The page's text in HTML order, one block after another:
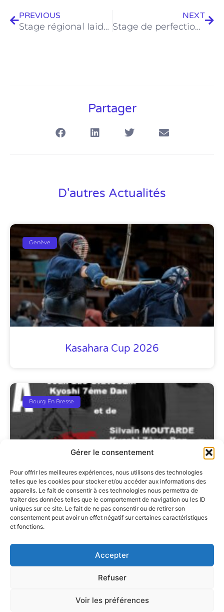
Gérer le consentement
Pour offrir les meilleures expériences, nous utilisons des technologies
telles que les cookies pour stocker et/ou accéder aux informations des
appareils. Le fait de consentir à ces technologies nous permettra de
traiter des données telles que le comportement de navigation ou les ID
uniques sur ce site. Le fait de ne pas consentir ou de retirer son
consentement peut avoir un effet négatif sur certaines caractéristiques
et fonctions.
Accepter
Refuser
Voir les préférences
PREVIOUS
Stage régional Iaido 30/11/2024 30/11/2024 au 01/12/2024
NEXT
Stage de perfectionnement à la compétition encadré et dirigé par Tetsuhiko MURAKAMI
Partager
D'autres Actualités
Genève
Kasahara Cup 2026
Bourg En Bresse
Stage Kata Geiko De Bourg En
Bresse Le 6 Septembre 2026